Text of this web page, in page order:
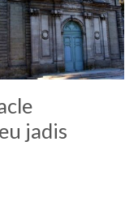
jadis